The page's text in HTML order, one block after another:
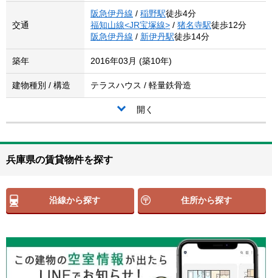
交通
阪急伊丹線 / 稲野駅徒歩4分
福知山線<JR宝塚線> / 猪名寺駅徒歩12分
阪急伊丹線 / 新伊丹駅徒歩14分
築年 2016年03月 (築10年)
建物種別 / 構造 テラスハウス / 軽量鉄骨造
開く
兵庫県の賃貸物件を探す
沿線から探す 住所から探す